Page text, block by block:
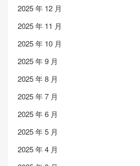
2025 年 12 月
2025 年 11 月
2025 年 10 月
2025 年 9 月
2025 年 8 月
2025 年 7 月
2025 年 6 月
2025 年 5 月
2025 年 4 月